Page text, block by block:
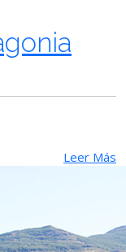
Leer Más